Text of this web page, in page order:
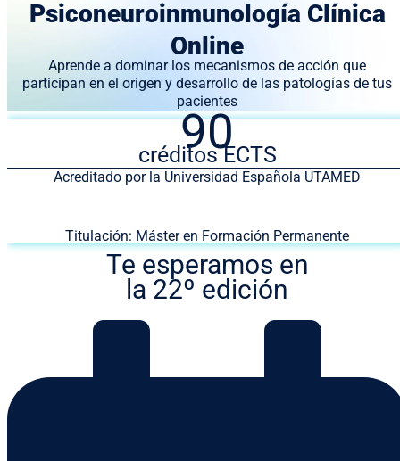
Psiconeuroinmunología Clínica
Online
Aprende a dominar los mecanismos de acción que
participan en el origen y desarrollo de las patologías de tus
pacientes
90
créditos ECTS
Acreditado por la Universidad Española UTAMED
Titulación: Máster en Formación Permanente
Te esperamos en
la 22º edición